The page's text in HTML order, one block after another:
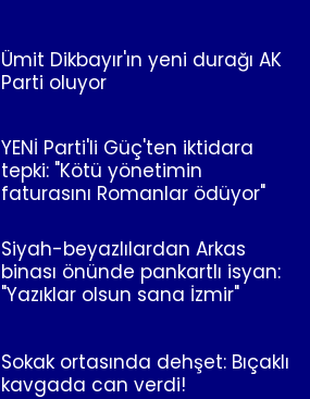
Ümit Dikbayır'ın yeni durağı AK
Parti oluyor
YENİ Parti'li Güç'ten iktidara
tepki: "Kötü yönetimin
faturasını Romanlar ödüyor"
Siyah-beyazlılardan Arkas
binası önünde pankartlı isyan:
"Yazıklar olsun sana İzmir"
Sokak ortasında dehşet: Bıçaklı
kavgada can verdi!